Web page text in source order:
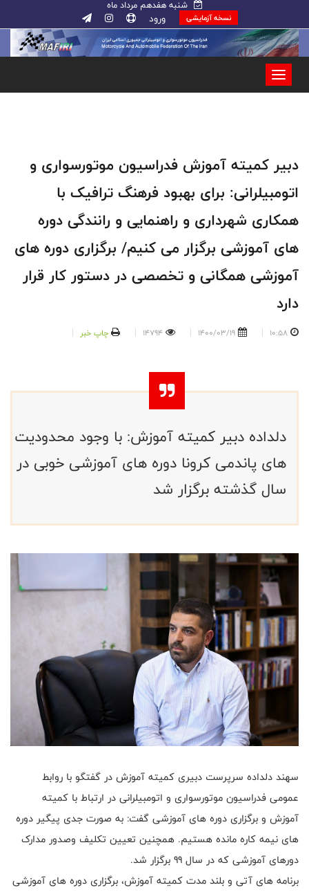
شنبه هفدهم مرداد ماه
نسخه آزمایشی ورود
دبیر کمیته آموزش فدراسیون موتورسواری و
اتومبیلرانی: برای بهبود فرهنگ ترافیک با
همکاری شهرداری و راهنمایی و رانندگی دوره
های آموزشی برگزار می کنیم/ برگزاری دوره های
آموزشی همگانی و تخصصی در دستور کار قرار
دارد
10:58
1400/03/19
14794 چاپ خبر
دلداده دبیر کمیته آموزش: با وجود محدودیت
های پاندمی کرونا دوره های آموزشی خوبی در
سال گذشته برگزار شد
سهند دلداده سرپرست دبیری کمیته آموزش در گفتگو با روابط
عمومی فدراسیون موتورسواری و اتومبیلرانی در ارتباط با کمیته
آموزش و برگزاری دوره های آموزشی گفت: به صورت جدی پیگیر دوره
های نیمه کاره مانده هستیم. همچنین تعیین تکلیف وصدور مدارک
دورهای آموزشی که در سال 99 برگزار شد.
برنامه های آتی و بلند مدت کمیته آموزش، برگزاری دوره های آموزشی